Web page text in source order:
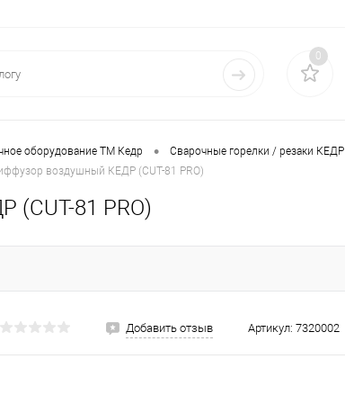
0
оборудование ТМ Кедр • Сварочные горелки / резаки КЕДР
воздушный КЕДР (CUT-81 PRO)
81 PRO)
Добавить отзыв Артикул: 7320002